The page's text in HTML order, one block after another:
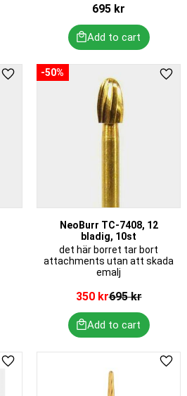
695 kr
Add to favorites
NeoBurr TC-7408, 12
bladig, 10st
det här borret tar bort
attachments utan att skada
emalj
350kr695kr
50%
Add
Add to favorites Add